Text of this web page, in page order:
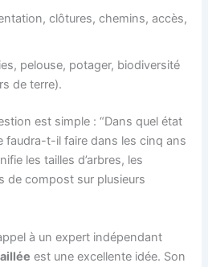
clôtures, chemins, accès,
pelouse, potager, biodiversité
de terre).
est simple : “Dans quel état
faudra-t-il faire dans les cinq ans
les tailles d’arbres, les
de compost sur plusieurs
à un expert indépendant
est une excellente idée. Son